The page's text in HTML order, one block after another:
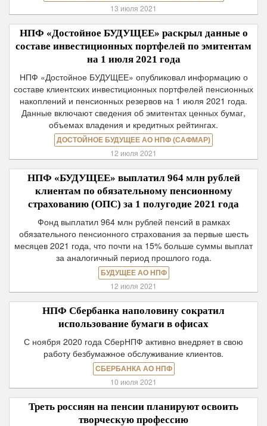
13 июля 2021
НПФ «Достойное БУДУЩЕЕ» раскрыл данные о
составе инвестиционных портфелей по эмитентам
на 1 июля 2021 года
НПФ «Достойное БУДУЩЕЕ» опубликовал информацию о
составе клиентских инвестиционных портфелей пенсионных
накоплений и пенсионных резервов на 1 июля 2021 года.
Данные включают сведения об эмитентах ценных бумаг,
объемах владения и кредитных рейтингах.
ДОСТОЙНОЕ БУДУЩЕЕ АО НПФ (САФМАР)
12 июля 2021
НПФ «БУДУЩЕЕ» выплатил 964 млн рублей
клиентам по обязательному пенсионному
страхованию (ОПС) за 1 полугодие 2021 года
Фонд выплатил 964 млн рублей пенсий в рамках
обязательного пенсионного страхования за первые шесть
месяцев 2021 года, что почти на 15% больше суммы выплат
за аналогичный период прошлого года.
БУДУЩЕЕ АО НПФ
12 июля 2021
НПФ Сбербанка наполовину сократил
использование бумаги в офисах
С ноября 2020 года СберНПФ активно внедряет в свою
работу безбумажное обслуживание клиентов.
СБЕРБАНКА АО НПФ
10 июля 2021
Треть россиян на пенсии планируют освоить
творческую профессию